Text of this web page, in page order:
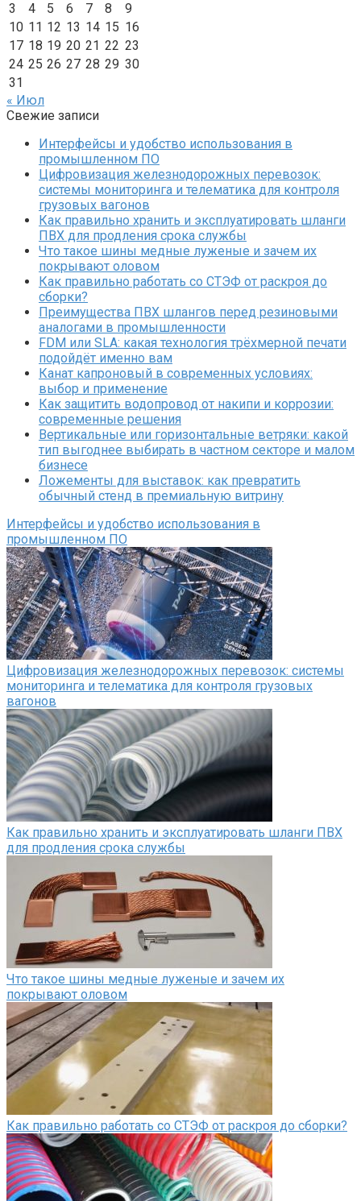
3
4 5 6 7 8
9
10 11 12 13 14 15 16
17 18 19 20 21 22 23
24 25 26 27 28 29 30
31
« Июл
Свежие записи
Интерфейсы и удобство использования в
промышленном ПО
Цифровизация железнодорожных перевозок:
системы мониторинга и телематика для контроля
грузовых вагонов
Как правильно хранить и эксплуатировать шланги
ПВХ для продления срока службы
Что такое шины медные луженые и зачем их
покрывают оловом
Как правильно работать со СТЭФ от раскроя до
сборки?
Преимущества ПВХ шлангов перед резиновыми
аналогами в промышленности
FDM или SLA: какая технология трёхмерной печати
подойдёт именно вам
Канат капроновый в современных условиях:
выбор и применение
Как защитить водопровод от накипи и коррозии:
современные решения
Вертикальные или горизонтальные ветряки: какой
тип выгоднее выбирать в частном секторе и малом
бизнесе
Ложементы для выставок: как превратить
обычный стенд в премиальную витрину
Интерфейсы и удобство использования в
промышленном ПО
Цифровизация железнодорожных перевозок: системы
мониторинга и телематика для контроля грузовых
вагонов
Как правильно хранить и эксплуатировать шланги ПВХ
для продления срока службы
Что такое шины медные луженые и зачем их
покрывают оловом
Как правильно работать со СТЭФ от раскроя до сборки?